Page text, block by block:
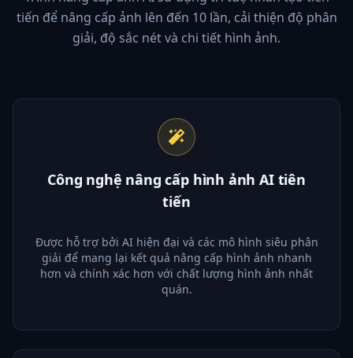
tiến để nâng cấp ảnh lên đến 10 lần, cải thiện độ phân
giải, độ sắc nét và chi tiết hình ảnh.
Công nghệ nâng cấp hình ảnh AI tiên
tiến
Được hỗ trợ bởi AI hiện đại và các mô hình siêu phân
giải để mang lại kết quả nâng cấp hình ảnh nhanh
hơn và chính xác hơn với chất lượng hình ảnh nhất
quán.